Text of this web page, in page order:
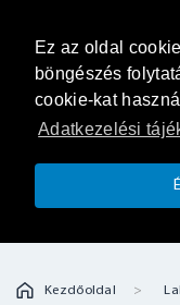
Ez az oldal
böngészés
cookie-kat
Adatkezelési
Plazma
Elektron
Kezdőoldal